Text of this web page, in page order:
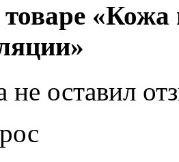
«Кожа
не оставил